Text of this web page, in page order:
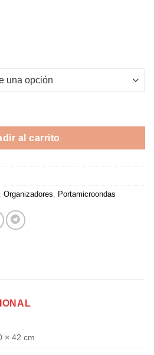
cantidad
al carrito
Alternative:
Organizadores Portamicroondas
× 42 cm